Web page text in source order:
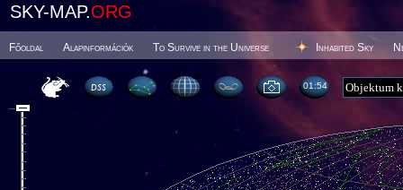
SKY-MAP.ORG
Főoldal Alapinformációk To Survive in the Universe Inhabited Sky
01 54